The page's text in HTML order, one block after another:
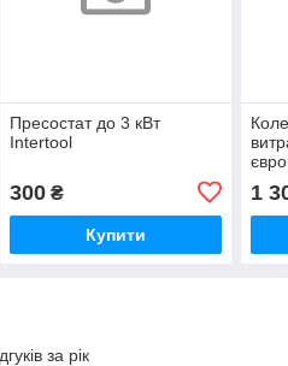
Пресостат до 3 кВт
Intertool
300₴
Купити
1
за рік